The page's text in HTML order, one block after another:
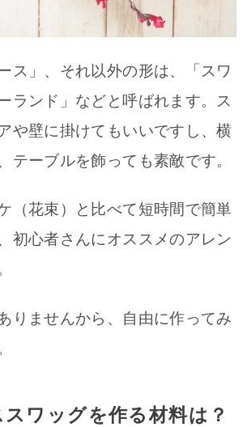
ス」、それ以外の形は、「スワ
ランド」などと呼ばれます。ス
や壁に掛けてもいいですし、横
テーブルを飾っても素敵です。
（花束）と比べて短時間で簡単
初心者さんにオススメのアレン
りませんから、自由に作ってみ
ワッグを作る材料は？